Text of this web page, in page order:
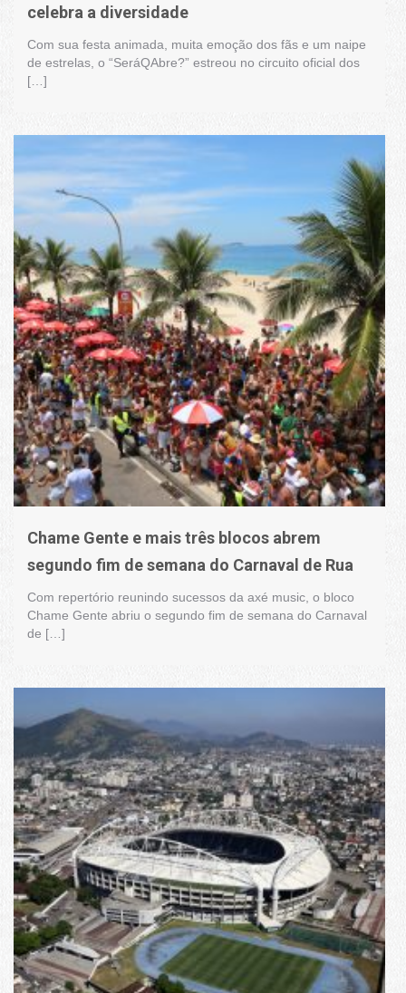
celebra a diversidade
Com sua festa animada, muita emoção dos fãs e um naipe
de estrelas, o “SeráQAbre?” estreou no circuito oficial dos
[…]
Chame Gente e mais três blocos abrem
segundo fim de semana do Carnaval de Rua
Com repertório reunindo sucessos da axé music, o bloco
Chame Gente abriu o segundo fim de semana do Carnaval
de […]